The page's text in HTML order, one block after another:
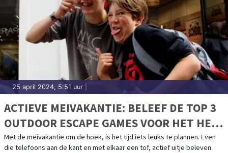
25 april 2024, 5:51 uur
ACTIEVE MEIVAKANTIE: BELEEF DE TOP 3
OUTDOOR ESCAPE GAMES VOOR HET HELE
GEZIN!
Met de meivakantie om de hoek, is het tijd iets leuks te plannen. Even
die telefoons aan de kant en met elkaar een tof, actief uitje beleven.